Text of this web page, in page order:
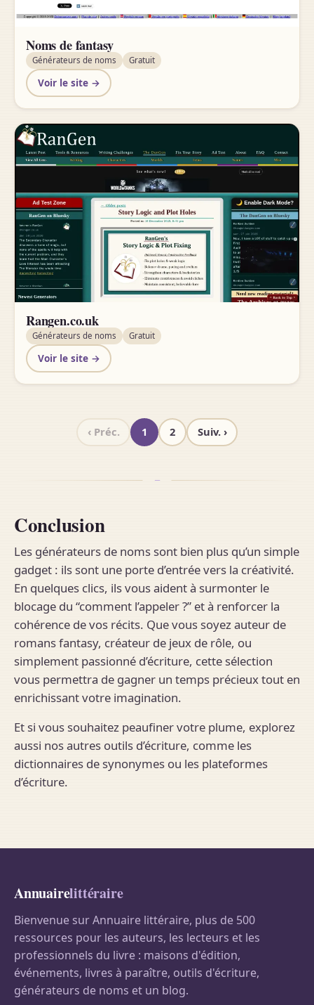
Noms de fantasy
Générateurs de noms Gratuit
Voir le site →
Rangen.co.uk
Générateurs de noms Gratuit
Voir le site →
‹ Préc. 1 2 Suiv. ›
Conclusion
Les générateurs de noms sont bien plus qu’un simple
gadget : ils sont une porte d’entrée vers la créativité.
En quelques clics, ils vous aident à surmonter le
blocage du “comment l’appeler ?” et à renforcer la
cohérence de vos récits. Que vous soyez auteur de
romans fantasy, créateur de jeux de rôle, ou
simplement passionné d’écriture, cette sélection
vous permettra de gagner un temps précieux tout en
enrichissant votre imagination.
Et si vous souhaitez peaufiner votre plume, explorez
aussi nos autres outils d’écriture, comme les
dictionnaires de synonymes ou les plateformes
d’écriture.
Annuairelittéraire
Bienvenue sur Annuaire littéraire, plus de 500
ressources pour les auteurs, les lecteurs et les
professionnels du livre : maisons d'édition,
événements, livres à paraître, outils d'écriture,
générateurs de noms et un blog.